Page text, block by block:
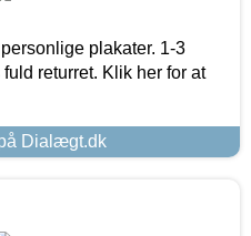
plakater. 1-3
returret. Klik her for at
Dialægt.dk